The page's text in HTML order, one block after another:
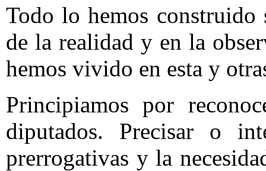
Todo lo hemos construido
de la realidad y en la
hemos vivido en esta y
Principiamos por
diputados. Precisar o
prerrogativas y la